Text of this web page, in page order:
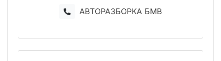
АВТОРАЗБОРКА БМВ